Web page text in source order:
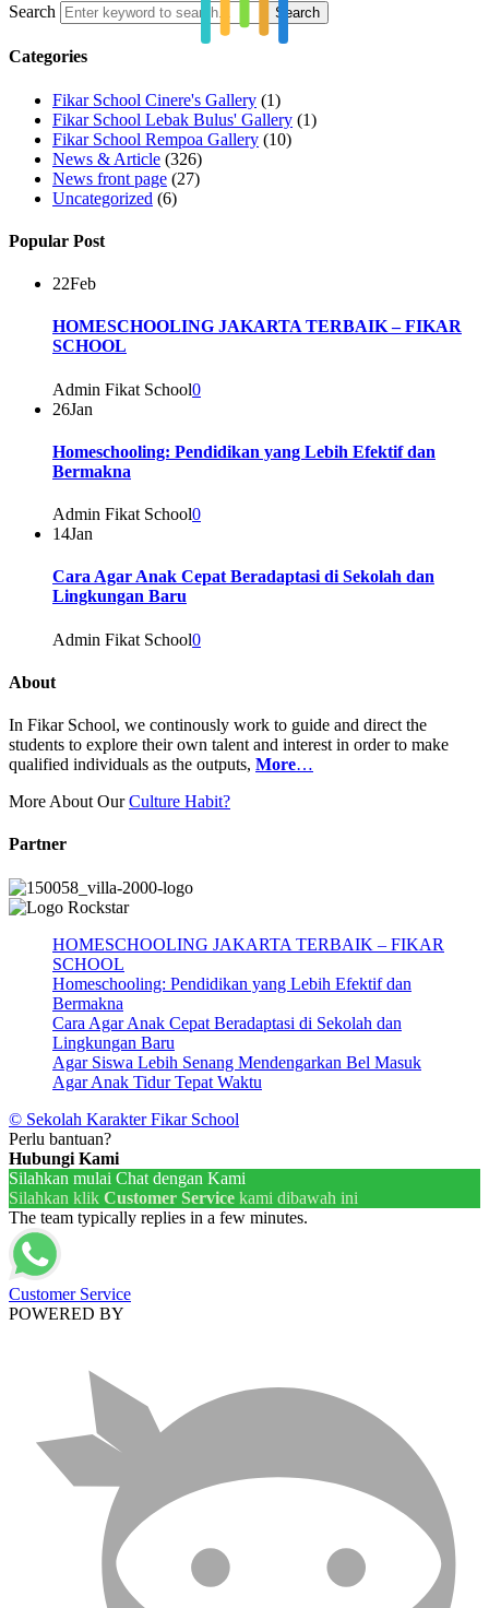
Search
Categories
Fikar School Cinere's Gallery (1)
Fikar School Lebak Bulus' Gallery (1)
Fikar School Rempoa Gallery (10)
News & Article (326)
News front page (27)
Uncategorized (6)
Popular Post
22Feb
HOMESCHOOLING JAKARTA TERBAIK – FIKAR
SCHOOL
Admin Fikat School0
26Jan
Homeschooling: Pendidikan yang Lebih Efektif dan
Bermakna
Admin Fikat School0
14Jan
Cara Agar Anak Cepat Beradaptasi di Sekolah dan
Lingkungan Baru
Admin Fikat School0
About
In Fikar School, we continously work to guide and direct the
students to explore their own talent and interest in order to make
qualified individuals as the outputs, More…
More About OurCulture Habit?
Partner
HOMESCHOOLING JAKARTA TERBAIK – FIKAR
SCHOOL
Homeschooling: Pendidikan yang Lebih Efektif dan
Bermakna
Cara Agar Anak Cepat Beradaptasi di Sekolah dan
Lingkungan Baru
Agar Siswa Lebih Senang Mendengarkan Bel Masuk
Agar Anak Tidur Tepat Waktu
© Sekolah Karakter Fikar School
Perlu bantuan?
Hubungi Kami
Silahkan mulai Chat dengan Kami
Silahkan klik Customer Service kami dibawah ini
The team typically replies in a few minutes.
Customer Service
POWERED BY